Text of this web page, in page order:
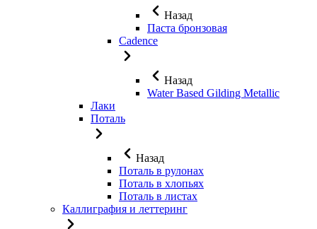
Назад
Паста бронзовая
Cadence
Назад
Water Based Gilding Metallic
Лаки
Поталь
Назад
Поталь в рулонах
Поталь в хлопьях
Поталь в листах
Каллиграфия и леттеринг